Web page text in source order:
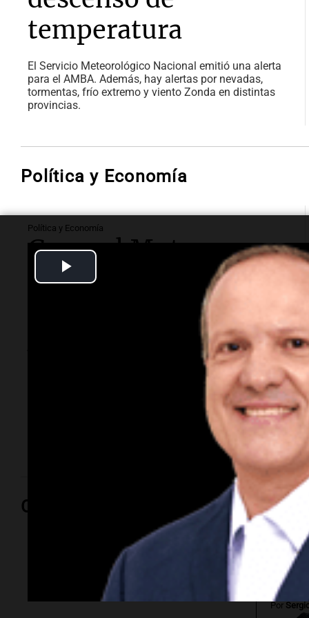
temperatura
El Servicio Meteorológico Nacional emitió una alerta
para el AMBA. Además, hay alertas por nevadas,
tormentas, frío extremo y viento Zonda en distintas
provincias.
Política y Economía
Política y Economía
General Motors
levantará las
suspensiones en
Alvear y retomará la
La fábrica continuará concentrada en la producción
de la Chevrolet Tracker, el único modelo que
actualmente se fabrica en la planta santafesina
Opinión
Por